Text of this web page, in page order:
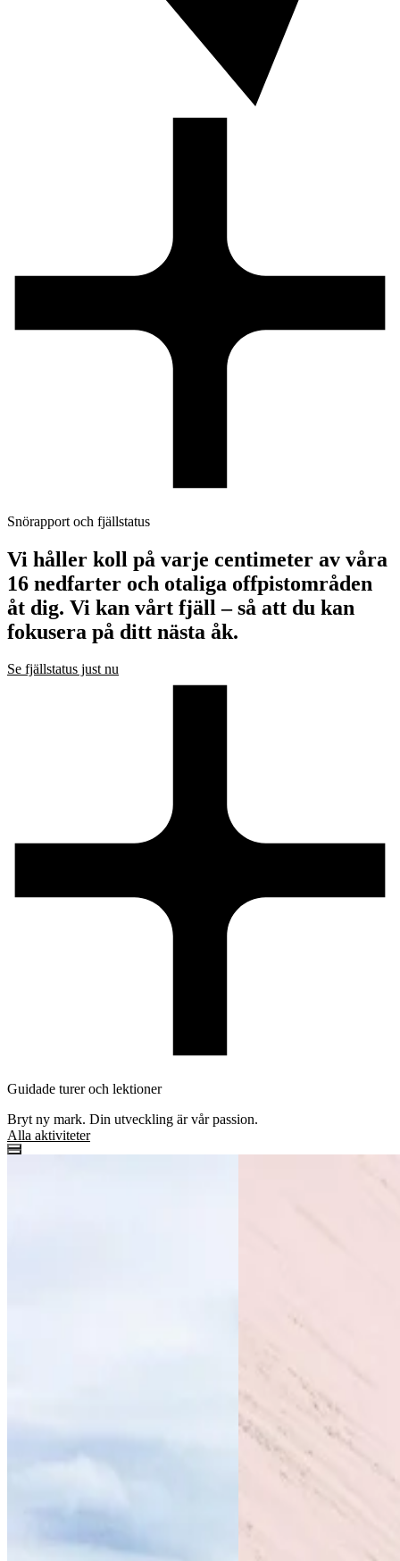
Snörapport och fjällstatus
Vi håller koll på varje centimeter av våra
16 nedfarter och otaliga offpistområden
åt dig. Vi kan vårt fjäll – så att du kan
fokusera på ditt nästa åk.
Se fjällstatus just nu
Guidade turer och lektioner
Bryt ny mark. Din utveckling är vår passion.
Alla aktiviteter